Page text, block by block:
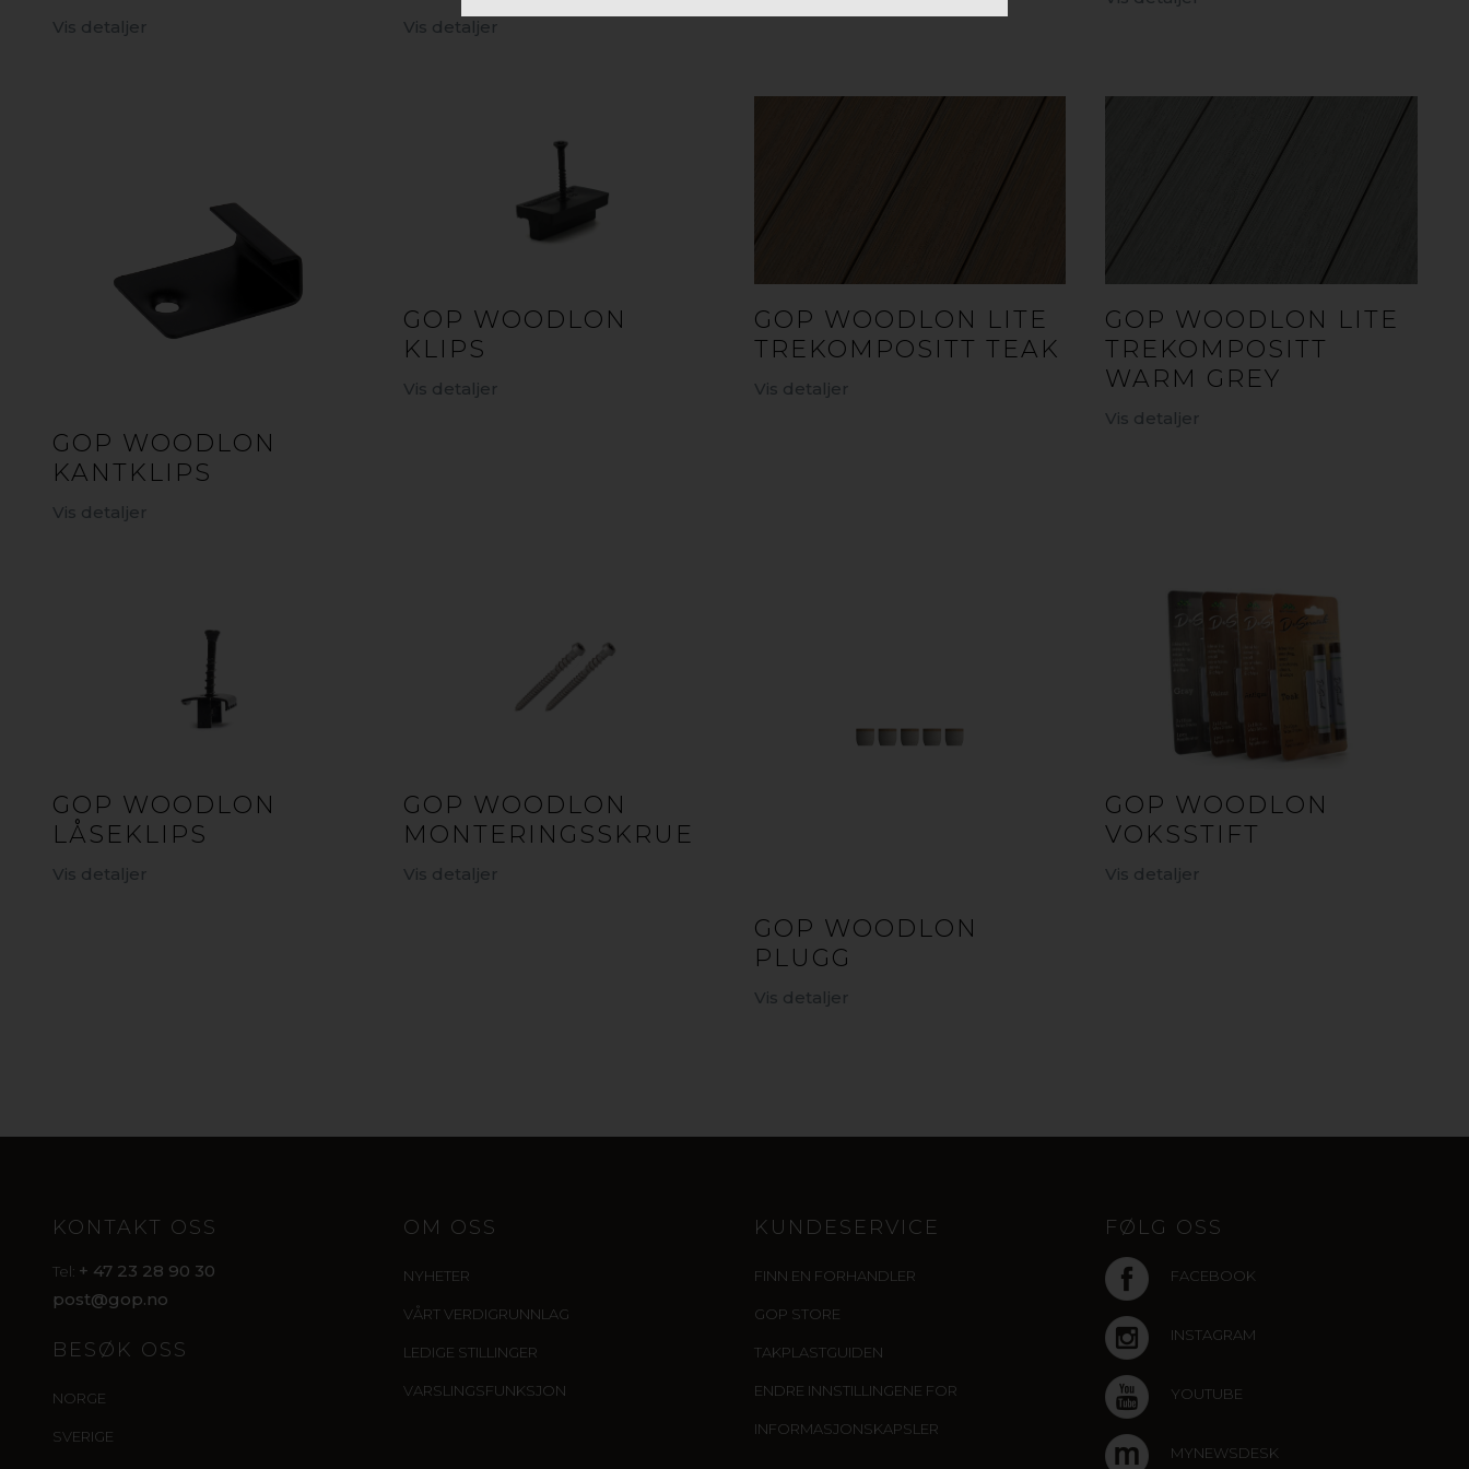
Vis detaljer Vis detaljer
GOP WOODLON
KANTKLIPS
Vis detaljer
GOP WOODLON
KLIPS
Vis detaljer
GOP WOODLON LITE
TREKOMPOSITT TEAK
Vis detaljer
GOP WOODLON LITE
TREKOMPOSITT
WARM GREY
Vis detaljer
GOP WOODLON
LÅSEKLIPS
Vis detaljer
GOP WOODLON
MONTERINGSSKRUE
Vis detaljer
GOP WOODLON
PLUGG
Vis detaljer
GOP WOODLON
VOKSSTIFT
Vis detaljer
KONTAKT OSS
Tel: + 47 23 28 90 30
post@gop.no
BESØK OSS
NORGE
SVERIGE
OM OSS
NYHETER
VÅRT VERDIGRUNNLAG
LEDIGE STILLINGER
VARSLINGSFUNKSJON
KUNDESERVICE
FINN EN FORHANDLER
GOP STORE
TAKPLASTGUIDEN
ENDRE INNSTILLINGENE FOR
INFORMASJONSKAPSLER
FØLG OSS
FACEBOOK
INSTAGRAM
YOUTUBE
MYNEWSDESK